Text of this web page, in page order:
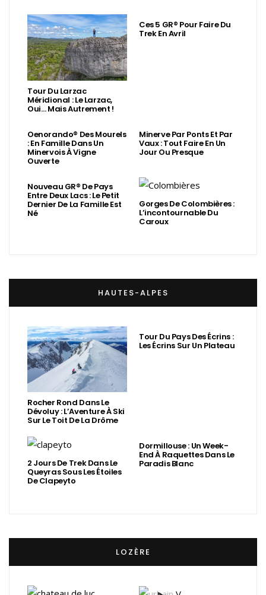
Tour Du Larzac
Méridional : Le Larzac,
Oui… Mais Autrement !
Ces 5 GR® Pour Faire Du
Trek En Avril
Oenorando® Des Mourels
: En Famille Dans Un
Minervois À Vigne
Ouverte
Minerve Par Ponts Et Par
Vaux : Tout Faire En Un
Jour Ou Presque
Nouveau GR® De Pays
Entre Deux Lacs : Le Petit
Dernier De La Famille Est
Né
Gorges De Colombières :
L’incontournable Du
Caroux
HAUTES-ALPES
Rocher Rond Dans Le
Dévoluy : L’Aventure À Ski
Sur Le Toit De La Drôme
Tour Du Pays Des Écrins :
Les Écrins Sur Un Plateau
2 Jours De Trek Dans Le
Queyras Sous Les Étoiles
De Clapeyto
Dormillouse : Un Week-
End À Raquettes Dans Le
Paradis Blanc
LOZÈRE